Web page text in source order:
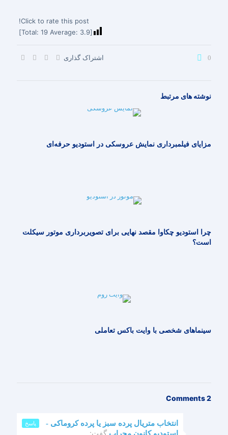
Click to rate this post!
[Total:
19Average: 3.9
]
اشتراک گذاری 0
نوشته های مرتبط
مزایای فیلمبرداری نمایش عروسکی در استودیو حرفه‌ای
چرا استودیو چکاوا مقصد نهایی برای تصویربرداری موتور سیکلت
است؟
سینماهای شخصی با وایت باکس تعاملی
2 Comments
انتخاب متریال پرده سبز یا پرده کروماکی -
پاسخ